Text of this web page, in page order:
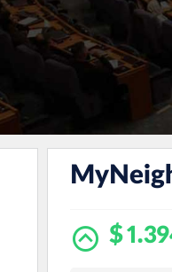
$
شروع گفتگو
104
واتساپ
تلگرام